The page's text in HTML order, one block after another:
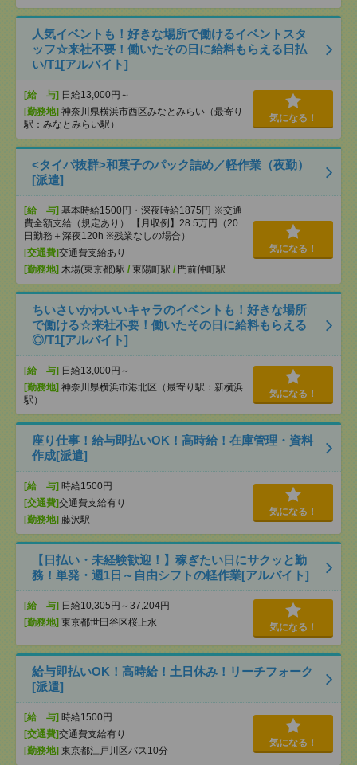
人気イベントも！好きな場所で働けるイベントスタ
ッフ☆来社不要！働いたその日に給料もらえる日払
い/T1[アルバイト]
[給 与] 日給13,000円～
[勤務地] 神奈川県横浜市西区みなとみらい（最寄り
駅：みなとみらい駅）
気になる！
<タイパ抜群>和菓子のパック詰め／軽作業（夜勤）
[派遣]
[給 与] 基本時給1500円・深夜時給1875円 ※交通
費全額支給（規定あり） 【月収例】28.5万円（20
日勤務＋深夜120h ※残業なしの場合）
[交通費]交通費支給あり
[勤務地] 木場(東京都)駅 / 東陽町駅 / 門前仲町駅
気になる！
ちいさいかわいいキャラのイベントも！好きな場所
で働ける☆来社不要！働いたその日に給料もらえる
◎/T1[アルバイト]
[給 与] 日給13,000円～
[勤務地] 神奈川県横浜市港北区（最寄り駅：新横浜
駅）
気になる！
座り仕事！給与即払いOK！高時給！在庫管理・資料
作成[派遣]
[給 与] 時給1500円
[交通費]交通費支給有り
[勤務地] 藤沢駅
気になる！
【日払い・未経験歓迎！】稼ぎたい日にサクッと勤
務！単発・週1日～自由シフトの軽作業[アルバイト]
[給 与] 日給10,305円～37,204円
[勤務地] 東京都世田谷区桜上水 気になる！
給与即払いOK！高時給！土日休み！リーチフォーク
[派遣]
[給 与] 時給1500円
[交通費]交通費支給有り
[勤務地] 東京都江戸川区バス10分
気になる！